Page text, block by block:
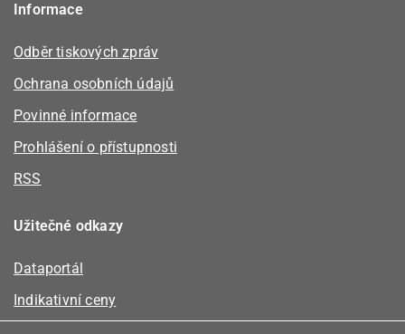
Informace
Odběr tiskových zpráv
Ochrana osobních údajů
Povinné informace
Prohlášení o přístupnosti
RSS
Užitečné odkazy
Dataportál
Indikativní ceny